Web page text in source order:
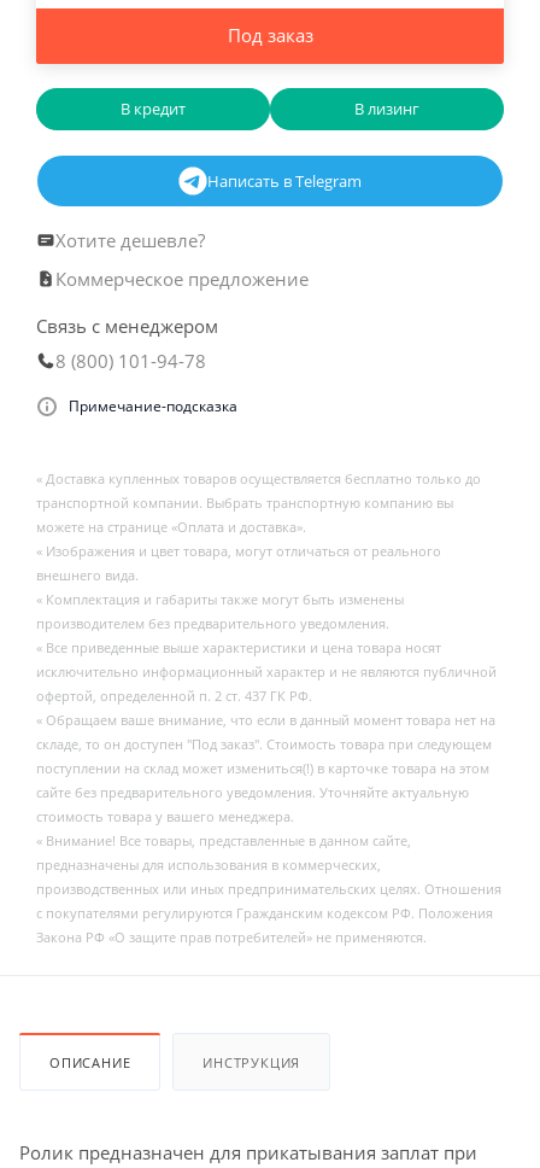
Под заказ
В кредит В лизинг
Написать в Telegram
Хотите дешевле?
Коммерческое предложение
Связь с менеджером
8 (800) 101-94-78
Примечание-подсказка
« Доставка купленных товаров осуществляется бесплатно только до
транспортной компании. Выбрать транспортную компанию вы
можете на странице «Оплата и доставка».
« Изображения и цвет товара, могут отличаться от реального
внешнего вида.
« Комплектация и габариты также могут быть изменены
производителем без предварительного уведомления.
« Все приведенные выше характеристики и цена товара носят
исключительно информационный характер и не являются публичной
офертой, определенной п. 2 ст. 437 ГК РФ.
« Обращаем ваше внимание, что если в данный момент товара нет на
складе, то он доступен "Под заказ". Стоимость товара при следующем
поступлении на склад может измениться(!) в карточке товара на этом
сайте без предварительного уведомления. Уточняйте актуальную
стоимость товара у вашего менеджера.
« Внимание! Все товары, представленные в данном сайте,
предназначены для использования в коммерческих,
производственных или иных предпринимательских целях. Отношения
с покупателями регулируются Гражданским кодексом РФ. Положения
Закона РФ «О защите прав потребителей» не применяются.
ОПИСАНИЕ ИНСТРУКЦИЯ
Ролик предназначен для прикатывания заплат при